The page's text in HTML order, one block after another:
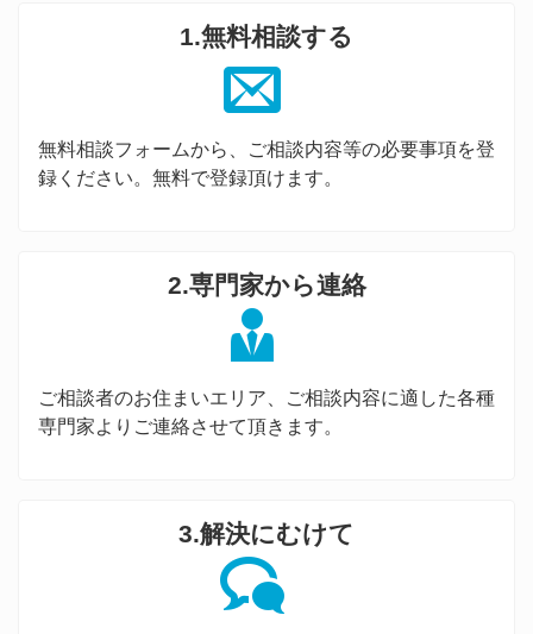
1.無料相談する
無料相談フォームから、ご相談内容等の必要事項を登
録ください。無料で登録頂けます。
2.専門家から連絡
ご相談者のお住まいエリア、ご相談内容に適した各種
専門家よりご連絡させて頂きます。
3.解決にむけて